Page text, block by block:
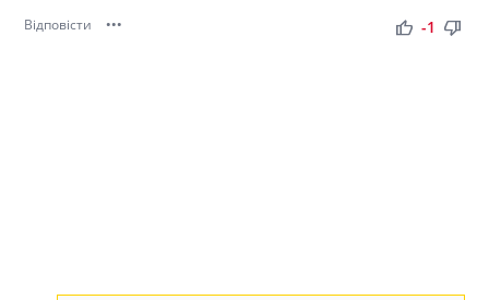
Відповісти ••• thumb_up thumb_down
-1